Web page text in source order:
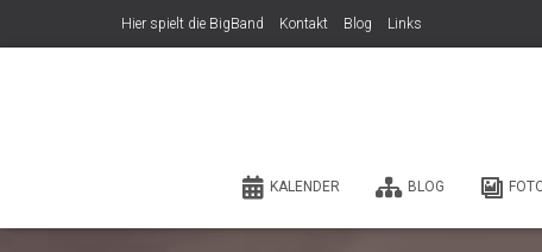
Hier spielt die BigBand Kontakt Blog Links
KALENDER BLOG